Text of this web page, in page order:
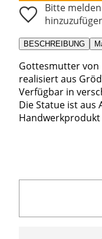
Bitte
BESCHREIBUNG
Gottesmutter von
realisiert aus
Verfügbar in
Die Statue ist aus